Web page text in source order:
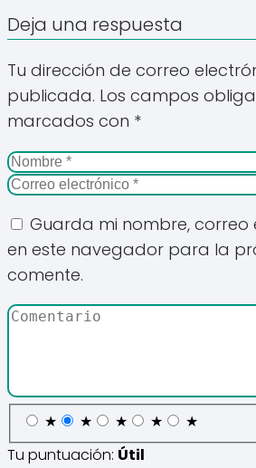
Deja una respuesta
Tu dirección de correo
publicada. Los campos
marcados con *
Guarda mi nombre, correo
en este navegador para la
comente.
★ ★ ★ ★
★
Tu puntuación: Útil